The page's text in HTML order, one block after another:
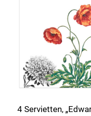
4 Servietten,